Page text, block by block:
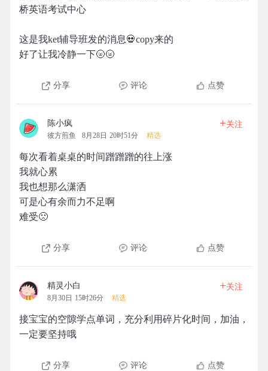
桥英语考试中心
这是我ket辅导班发的消息💀copy来的
好了让我冷静一下🌝🌝
分享 评论 点赞
陈小疯
彼方煎鱼 8月28日 20时51分 精选
+关注
每次看着桌桌的时间蹭蹭蹭的往上涨
我就心累
我也想那么潇洒
可是心有余而力不足啊
难受🙁
分享 评论 点赞
精灵小白
8月30日 15时26分 精选
+关注
接宝宝的空隙学点单词，充分利用碎片化时间，加油，
一定要坚持哦
分享 评论 点赞